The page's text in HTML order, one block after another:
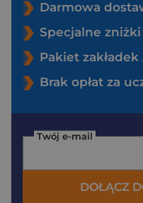
Darmowa
Specjalne
Pakiet zakładek
Brak opłat za
Twój e-mail
DOŁĄCZ